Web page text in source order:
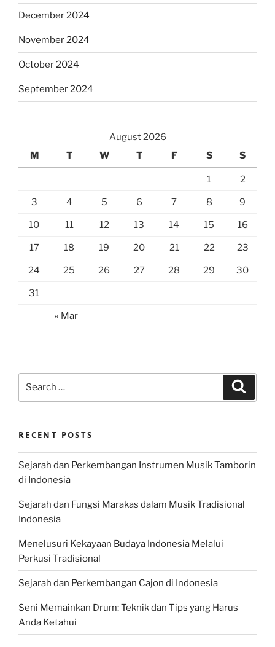
December 2024
November 2024
October 2024
September 2024
August 2026
M
T W T F S S
1 2
3 4 5 6 7 8 9
10 11 12 13 14 15 16
17 18 19 20 21 22 23
24 25 26 27 28 29 30
31
« Mar
RECENT POSTS
Sejarah dan Perkembangan Instrumen Musik Tamborin
di Indonesia
Sejarah dan Fungsi Marakas dalam Musik Tradisional
Indonesia
Menelusuri Kekayaan Budaya Indonesia Melalui
Perkusi Tradisional
Sejarah dan Perkembangan Cajon di Indonesia
Seni Memainkan Drum: Teknik dan Tips yang Harus
Anda Ketahui